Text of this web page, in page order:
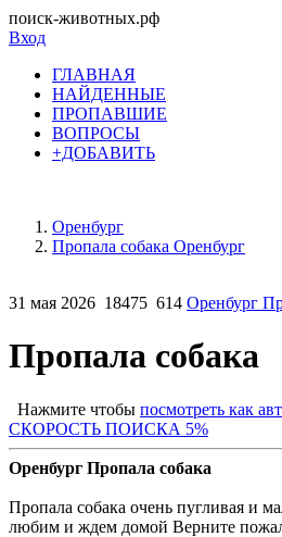
поиск-животных.рф
Вход
ГЛАВНАЯ
НАЙДЕННЫЕ
ПРОПАВШИЕ
ВОПРОСЫ
+ДОБАВИТЬ
Оренбург
Пропала собака Оренбург
31 мая 2026 18475 614 Оренбург
Пропала собака
Нажмите чтобы посмотреть как
СКОРОСТЬ ПОИСКА 5%
Оренбург Пропала собака
Пропала собака очень пугливая и
любим и ждем домой Верните